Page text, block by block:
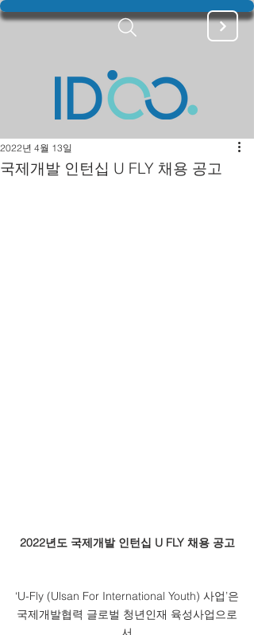
국제개발 인턴십 U FLY 채용 공고
2022년 4월 13일
2022년도 국제개발 인턴십 U FLY 채용 공고
‘U-Fly (Ulsan For International Youth) 사업’은
국제개발협력 글로벌 청년인재 육성사업으로